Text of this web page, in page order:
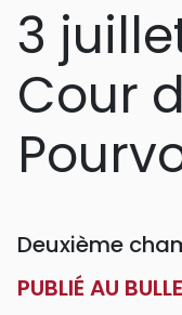
3
Cour
Deuxième
PUBLIÉ AU